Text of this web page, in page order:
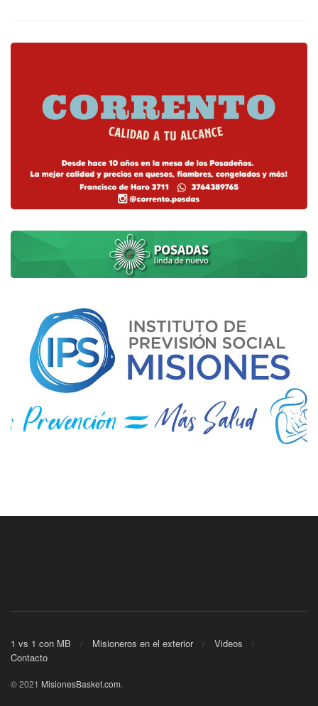
1 vs 1 con MB Misioneros en el exterior
Videos
Contacto
© 2021 MisionesBasket.com.